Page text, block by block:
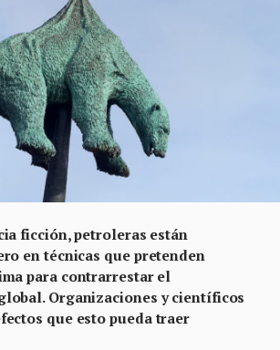
ficción, petroleras están
en técnicas que pretenden
para contrarrestar el
Organizaciones y científicos
que esto pueda traer